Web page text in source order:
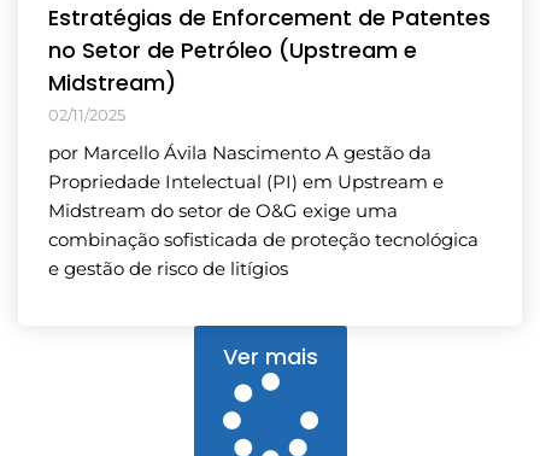
Estratégias de Enforcement de Patentes
no Setor de Petróleo (Upstream e
Midstream)
02/11/2025
por Marcello Ávila Nascimento A gestão da
Propriedade Intelectual (PI) em Upstream e
Midstream do setor de O&G exige uma
combinação sofisticada de proteção tecnológica
e gestão de risco de litígios
Ver mais